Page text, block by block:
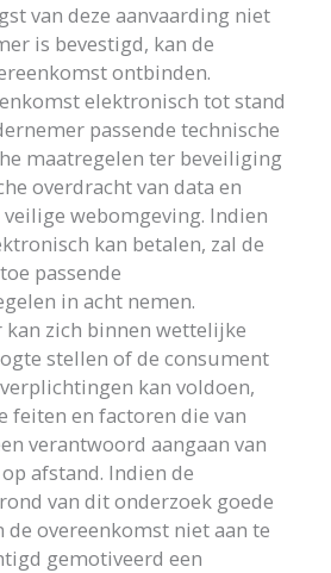
van deze aanvaarding niet
is bevestigd, kan de
ontbinden.
elektronisch tot stand
passende technische
maatregelen ter beveiliging
overdracht van data en
webomgeving. Indien
kan betalen, zal de
passende
in acht nemen.
kan zich binnen wettelijke
stellen of de consument
kan voldoen,
feiten en factoren die van
verantwoord aangaan van
afstand. Indien de
van dit onderzoek goede
overeenkomst niet aan te
gemotiveerd een